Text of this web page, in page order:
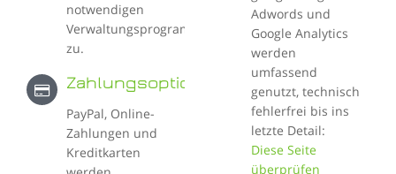
notwendigen
Verwaltungsprogramme
zu.
Zahlungsoptionen
PayPal, Online-
Zahlungen und
Kreditkarten
Adwords und
Google Analytics
werden
umfassend
genutzt, technisch
fehlerfrei bis ins
letzte Detail:
Diese Seite
überprüfen